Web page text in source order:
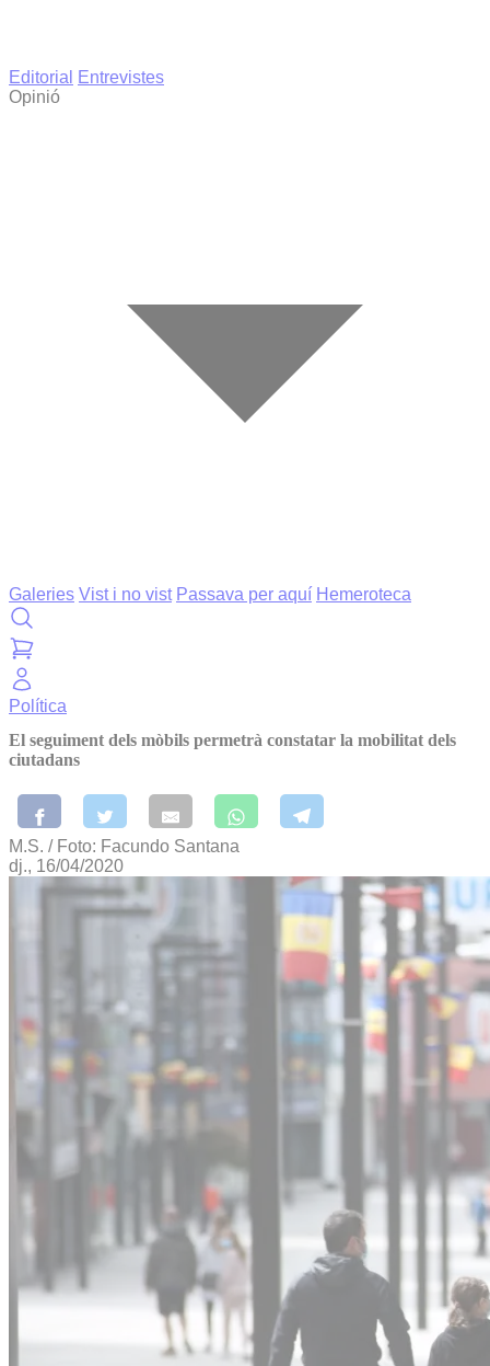
Editorial
Entrevistes
Opinió
Galeries Vist i no vist Passava per aquí Hemeroteca
Política
El seguiment dels mòbils permetrà constatar la mobilitat dels
ciutadans
M.S. / Foto: Facundo Santana
dj., 16/04/2020